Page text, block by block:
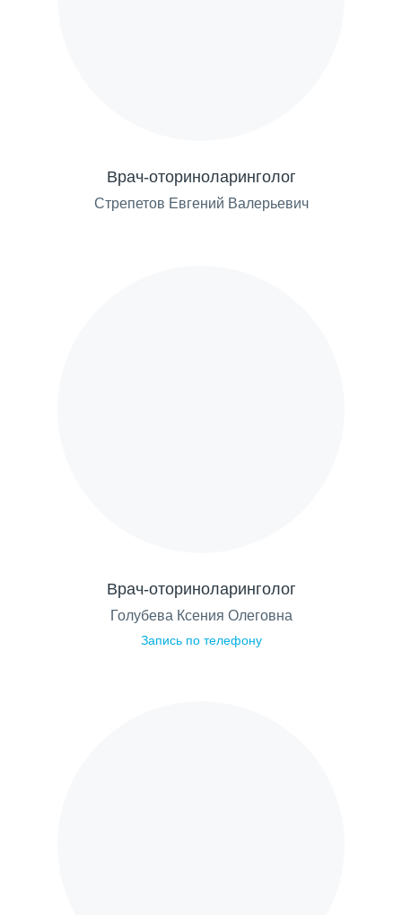
Врач-оториноларинголог
Стрепетов Евгений Валерьевич
Врач-оториноларинголог
Голубева Ксения Олеговна
Запись по телефону